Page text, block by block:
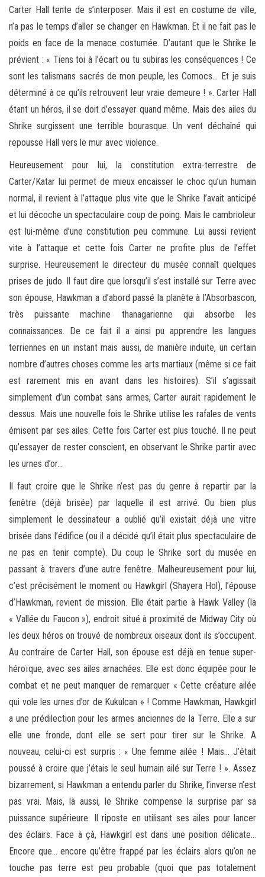
Carter Hall tente de s’interposer. Mais il est en costume de ville,
n’a pas le temps d’aller se changer en Hawkman. Et il ne fait pas le
poids en face de la menace costumée. D’autant que le Shrike le
prévient : « Tiens toi à l’écart ou tu subiras les conséquences ! Ce
sont les talismans sacrés de mon peuple, les Comocs… Et je suis
déterminé à ce qu’ils retrouvent leur vraie demeure ! ». Carter Hall
étant un héros, il se doit d’essayer quand même. Mais des ailes du
Shrike surgissent une terrible bourasque. Un vent déchaîné qui
repousse Hall vers le mur avec violence.
Heureusement pour lui, la constitution extra-terrestre de
Carter/Katar lui permet de mieux encaisser le choc qu’un humain
normal, il revient à l’attaque plus vite que le Shrike l’avait anticipé
et lui décoche un spectaculaire coup de poing. Mais le cambrioleur
est lui-même d’une constitution peu commune. Lui aussi revient
vite à l’attaque et cette fois Carter ne profite plus de l’effet
surprise. Heureusement le directeur du musée connaît quelques
prises de judo. Il faut dire que lorsqu’il s’est installé sur Terre avec
son épouse, Hawkman a d’abord passé la planète à l’Absorbascon,
très puissante machine thanagarienne qui absorbe les
connaissances. De ce fait il a ainsi pu apprendre les langues
terriennes en un instant mais aussi, de manière induite, un certain
nombre d’autres choses comme les arts martiaux (même si ce fait
est rarement mis en avant dans les histoires). S’il s’agissait
simplement d’un combat sans armes, Carter aurait rapidement le
dessus. Mais une nouvelle fois le Shrike utilise les rafales de vents
émisent par ses ailes. Cette fois Carter est plus touché. Il ne peut
qu’essayer de rester conscient, en observant le Shrike partir avec
les urnes d’or…
Il faut croire que le Shrike n’est pas du genre à repartir par la
fenêtre (déjà brisée) par laquelle il est arrivé. Ou bien plus
simplement le dessinateur a oublié qu’il existait déjà une vitre
brisée dans l’édifice (ou il a décidé qu’il était plus spectaculaire de
ne pas en tenir compte). Du coup le Shrike sort du musée en
passant à travers d’une autre fenêtre. Malheureusement pour lui,
c’est précisément le moment ou Hawkgirl (Shayera Hol), l’épouse
d’Hawkman, revient de mission. Elle était partie à Hawk Valley (la
« Vallée du Faucon »), endroit situé à proximité de Midway City où
les deux héros on trouvé de nombreux oiseaux dont ils s’occupent.
Au contraire de Carter Hall, son épouse est déjà en tenue super-
héroïque, avec ses ailes arnachées. Elle est donc équipée pour le
combat et ne peut manquer de remarquer « Cette créature ailée
qui vole les urnes d’or de Kukulcan » ! Comme Hawkman, Hawkgirl
a une prédilection pour les armes anciennes de la Terre. Elle a sur
elle une fronde, dont elle se sert pour tirer sur le Shrike. A
nouveau, celui-ci est surpris : « Une femme ailée ! Mais… J’était
poussé à croire que j’étais le seul humain ailé sur Terre ! ». Assez
bizarrement, si Hawkman a entendu parler du Shrike, l’inverse n’est
pas vrai. Mais, là aussi, le Shrike compense la surprise par sa
puissance supérieure. Il riposte en utilisant ses ailes pour lancer
des éclairs. Face à çà, Hawkgirl est dans une position délicate…
Encore que… encore qu’être frappé par les éclairs alors qu’on ne
touche pas terre est peu probable (quoi que pas totalement